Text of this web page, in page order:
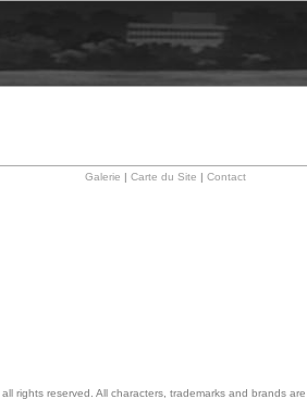
Galerie Carte du Site Contact
, all rights reserved. All characters, trademarks and brands